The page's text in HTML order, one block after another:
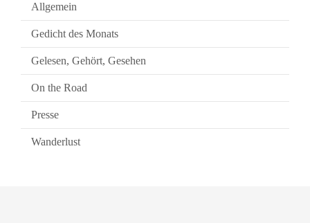
Allgemein
Gedicht des Monats
Gelesen, Gehört, Gesehen
On the Road
Presse
Wanderlust